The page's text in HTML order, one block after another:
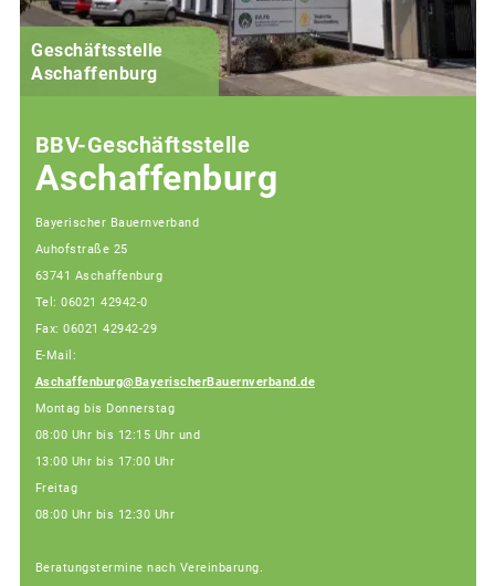
Geschäftsstelle
Aschaffenburg
BBV-Geschäftsstelle
Aschaffenburg
Bayerischer Bauernverband
Auhofstraße 25
63741 Aschaffenburg
Tel: 06021 42942-0
Fax: 06021 42942-29
E-Mail:
Aschaffenburg@BayerischerBauernverband.de
Montag bis Donnerstag
08:00 Uhr bis 12:15 Uhr und
13:00 Uhr bis 17:00 Uhr
Freitag
08:00 Uhr bis 12:30 Uhr
Beratungstermine nach Vereinbarung.